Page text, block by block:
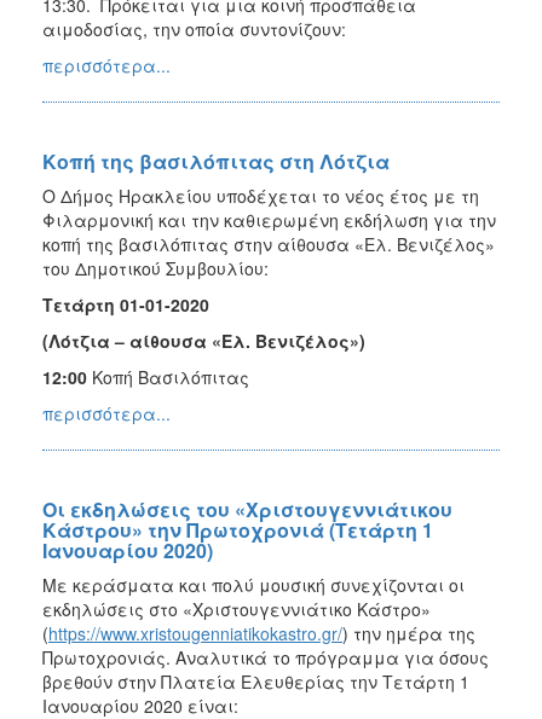
αιμοδοσίας, την οποία συντονίζουν:
περισσότερα...
Κοπή της βασιλόπιτας στη Λότζια
Ο Δήμος Ηρακλείου υποδέχεται το νέος έτος με τη
Φιλαρμονική και την καθιερωμένη εκδήλωση για την
κοπή της βασιλόπιτας στην αίθουσα «Ελ. Βενιζέλος»
του Δημοτικού Συμβουλίου:
Τετάρτη 01-01-2020
(Λότζια – αίθουσα «Ελ. Βενιζέλος»)
12:00 Κοπή Βασιλόπιτας
περισσότερα...
Οι εκδηλώσεις του «Χριστουγεννιάτικου
Κάστρου» την Πρωτοχρονιά (Τετάρτη 1
Ιανουαρίου 2020)
Με κεράσματα και πολύ μουσική συνεχίζονται οι
εκδηλώσεις στο «Χριστουγεννιάτικο Κάστρο»
(https://www.xristougenniatikokastro.gr/) την ημέρα της
Πρωτοχρονιάς. Αναλυτικά το πρόγραμμα για όσους
βρεθούν στην Πλατεία Ελευθερίας την Τετάρτη 1
Ιανουαρίου 2020 είναι: